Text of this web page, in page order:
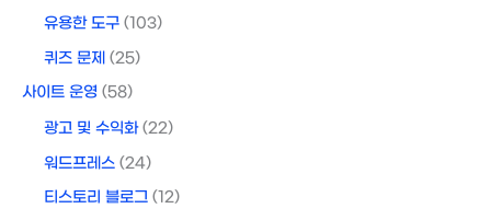
유용한 도구 (103)
퀴즈 문제 (25)
사이트 운영 (58)
광고 및 수익화(22)
워드프레스 (24)
티스토리 블로그 (12)